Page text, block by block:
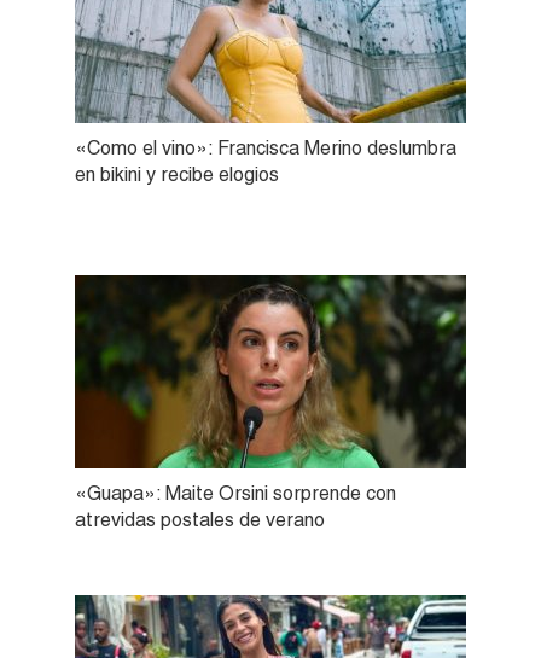
«Como el vino»: Francisca Merino deslumbra
en bikini y recibe elogios
«Guapa»: Maite Orsini sorprende con
atrevidas postales de verano